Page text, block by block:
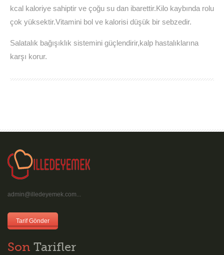
kcal kaloriye sahiptir ve çoğu su dan ibarettir.Kilo kaybında rolu
çok yüksektir.Vitamini bol ve kalorisi düşük bir sebzedir.
Salatalık bağışıklık sistemini güçlendirir,kalp hastalıklarına
karşı korur.
admin@illedeyemek.com...
Tarif Gönder
Son Tarifler